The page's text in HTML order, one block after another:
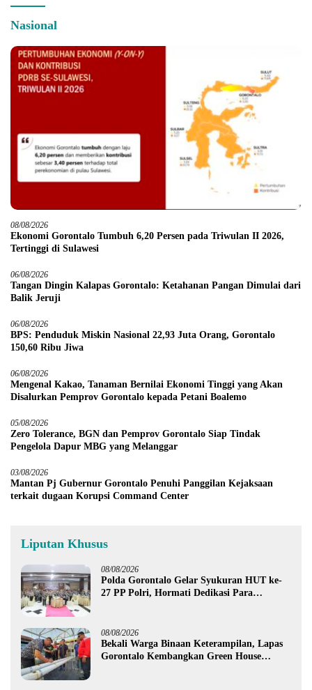
Nasional
08/08/2026
Ekonomi Gorontalo Tumbuh 6,20 Persen pada Triwulan II 2026,
Tertinggi di Sulawesi
06/08/2026
Tangan Dingin Kalapas Gorontalo: Ketahanan Pangan Dimulai dari
Balik Jeruji
06/08/2026
BPS: Penduduk Miskin Nasional 22,93 Juta Orang, Gorontalo
150,60 Ribu Jiwa
06/08/2026
Mengenal Kakao, Tanaman Bernilai Ekonomi Tinggi yang Akan
Disalurkan Pemprov Gorontalo kepada Petani Boalemo
05/08/2026
Zero Tolerance, BGN dan Pemprov Gorontalo Siap Tindak
Pengelola Dapur MBG yang Melanggar
03/08/2026
Mantan Pj Gubernur Gorontalo Penuhi Panggilan Kejaksaan
terkait dugaan Korupsi Command Center
Liputan Khusus
08/08/2026
Polda Gorontalo Gelar Syukuran HUT ke-
27 PP Polri, Hormati Dedikasi Para
08/08/2026
Bekali Warga Binaan Keterampilan, Lapas
Gorontalo Kembangkan Green House